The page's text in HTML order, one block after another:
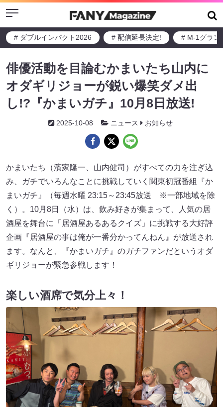
Menu
# ダブルインパクト2026 # 配信延長決定! # M-1グラン
俳優活動を目論むかまいたち山内に
オダギリジョーが鋭い爆笑ダメ出
し!?『かまいガチ』10月8日放送!
2025-10-08 ニュース お知らせ
かまいたち（濱家隆一、山内健司）がすべての力を注ぎ込
み、ガチでいろんなことに挑戦していく関東初冠番組『か
まいガチ』（毎週水曜 23:15～23:45放送 ※一部地域を除
く）。10月8日（水）は、飲み好きが集まって、人気の居
酒屋を舞台に「居酒屋あるあるクイズ」に挑戦する大好評
企画『居酒屋の事は俺が一番分かってんねん』が放送され
ます。なんと、『かまいガチ』のガチファンだというオダ
ギリジョーが緊急参戦します！
楽しい酒席で気分上々！